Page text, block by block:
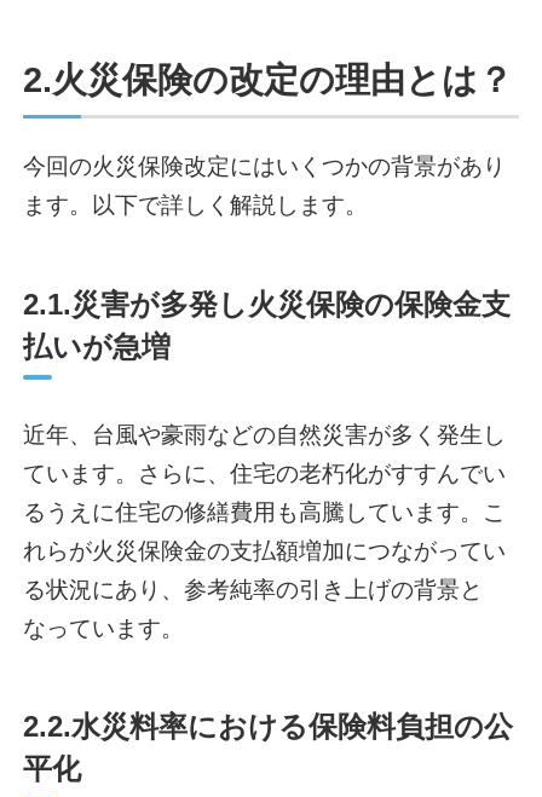
2.火災保険の改定の理由とは？
今回の火災保険改定にはいくつかの背景があり
ます。以下で詳しく解説します。
2.1.災害が多発し火災保険の保険金支
払いが急増
近年、台風や豪雨などの自然災害が多く発生し
ています。さらに、住宅の老朽化がすすんでい
るうえに住宅の修繕費用も高騰しています。こ
れらが火災保険金の支払額増加につながってい
る状況にあり、参考純率の引き上げの背景と
なっています。
2.2.水災料率における保険料負担の公
平化